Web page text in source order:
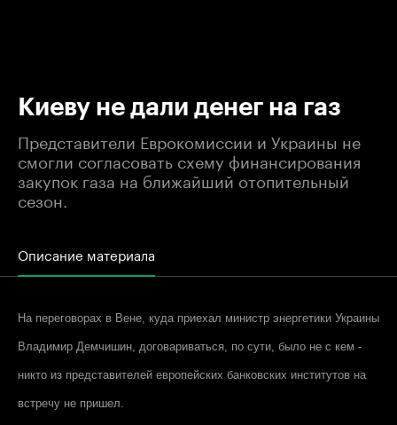
Киеву не дали денег на газ
Представители Еврокомиссии и Украины не
смогли согласовать схему финансирования
закупок газа на ближайший отопительный
сезон.
Описание материала
На переговорах в Вене, куда приехал министр энергетики Украины
Владимир Демчишин, договариваться, по сути, было не с кем -
никто из представителей европейских банковских институтов на
встречу не пришел.